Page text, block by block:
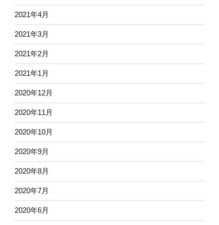
2021年4月
2021年3月
2021年2月
2021年1月
2020年12月
2020年11月
2020年10月
2020年9月
2020年8月
2020年7月
2020年6月